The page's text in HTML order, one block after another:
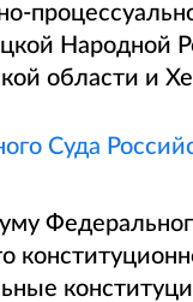
Народной
области и
Суда